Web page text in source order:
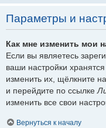
Параметры и
Как мне изменить мои
Если вы являетесь
ваши настройки
изменить их, щёлкните
и перейдите по ссылке
изменить все свои
Вернуться к началу